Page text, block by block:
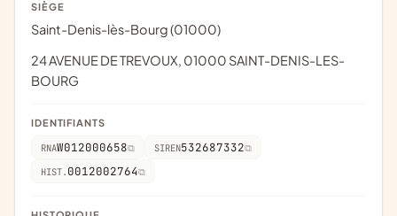
SIÈGE
Saint-Denis-lès-Bourg (01000)
24 AVENUE DE TREVOUX, 01000 SAINT-DENIS-LES-
BOURG
IDENTIFIANTS
RNAW012000658 SIREN532687332
HIST. 0012002764